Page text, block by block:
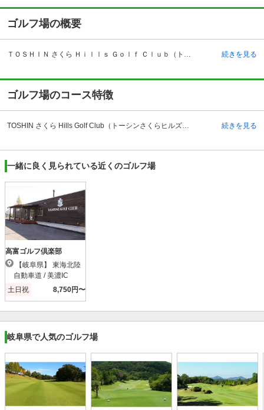
ゴルフ場の概要
ＴＯＳＨＩＮ さくら Ｈｉｌｌｓ Ｇｏｌｆ Ｃｌｕｂ（トーシンさくらヒルズゴルフクラブ）の予約ならじゃらんゴルフ。カートの有無や利用税、キャンセル料、ナイター設備、駐車場などのコース情報はもちろん、口コミ、フォトギャラリーなどコースの難易度や攻略に役立つ情報充実、予約する度にポイントが貯まるのでお得にゴルフをお楽しみ頂けます。 中部地方や北陸地方からのアクセスも良いと評判のTOSHIN さくら Hills Golf Club（トーシンさくらヒルズゴルフクラブ）ですが、自動車でも容易にアクセス可能な立地条件になっています。例えば、東海北陸自動車道の美濃インターチェンジから約5キロメートル、もしくは東海環状自動車道の関広美インターチェンジからは約5分といずれも高速道路からのアクセスがよい立地のゴルフ場です。 クラブハウスには、コンペルームやレストランが完備されており、練習場は300ヤードで15打席のスペースを確保しており1974年にオープンした歴史のあるゴルフ場です。 また、車で約10分のところに武芸川温泉がありますので、プレー後は温泉で疲れを癒すこともできます。 続きを見る
ゴルフ場のコース特徴
TOSHIN さくら Hills Golf Club（トーシンさくらヒルズゴルフクラブ）のコースは中村行忠氏が設計し2コース全18ホール、パー72のコースです。総ヤードは9945ヤードです。グリーンはベントとコーライの2グリーンです。コースの地形は丘陵でなだらかなアップダウンとなり、緩やかな起伏で適度なアンジュレーションがあります。松などの樹木と池と花木がふんだんに取り入れられた、造園美に溢れた日本的なコースデザインとなっています。 桜コースは、フェアウェイが広くOBが少ないコースです。椿コースは距離があり適度にOBがあるためスコアがまとまりにくいコースです。 続きを見る
一緒に良く見られている近くのゴルフ場
高富ゴルフ倶楽部
自動車道 / 美濃IC
土日祝
8,750円〜
岐阜県で人気のゴルフ場